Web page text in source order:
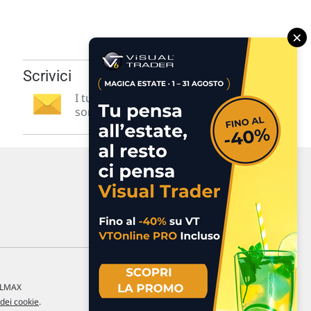
Scrivici
I tuoi suggerimenti per noi
sono preziosi e molto utili! »
cookie.
×